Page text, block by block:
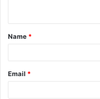
t
*
Name *
Email *